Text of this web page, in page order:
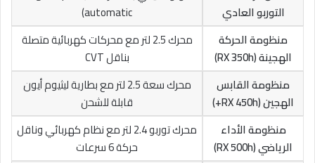
التوربو العادي
automatic)
منظومة الحركة
الهجينة (RX 350h)
محرك 2.5 لتر مع محركات كهربائية متصلة
بناقل CVT
منظومة القابس
الهجين (RX 450h+)
محرك سعة 2.5 لتر مع بطارية ليثيوم أيون
قابلة للشحن
منظومة الأداء
الرياضي (RX 500h)
محرك توربو 2.4 لتر مع نظام كهربائي وناقل
حركة 6 سرعات